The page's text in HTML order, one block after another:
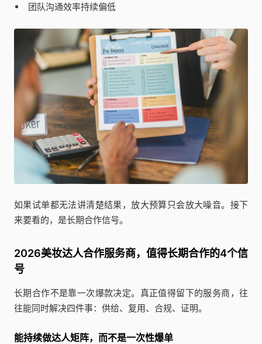
团队沟通效率持续偏低
如果试单都无法讲清楚结果，放大预算只会放大噪音。接下
来要看的，是长期合作信号。
2026美妆达人合作服务商，值得长期合作的4个信
号
长期合作不是靠一次爆款决定。真正值得留下的服务商，往
往能同时解决四件事：供给、复用、合规、证明。
能持续做达人矩阵，而不是一次性爆单